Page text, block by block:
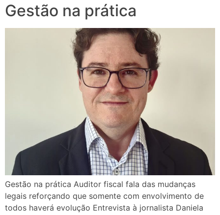
Gestão na prática
Gestão na prática Auditor fiscal fala das mudanças
legais reforçando que somente com envolvimento de
todos haverá evolução Entrevista à jornalista Daniela